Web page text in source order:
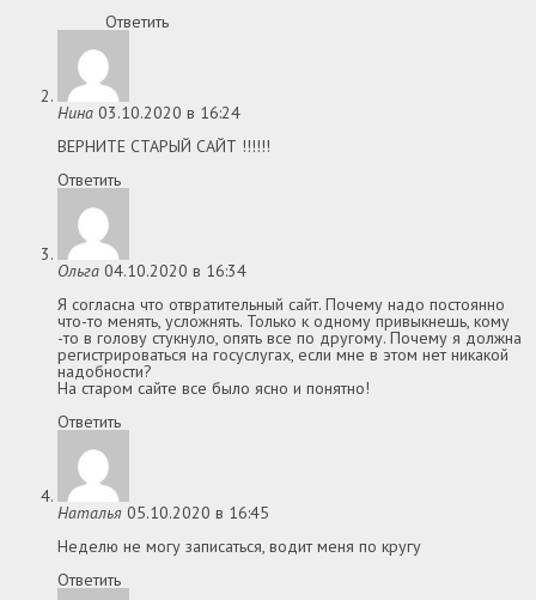
Ответить
Нина 03.10.2020 в 16:24
ВЕРНИТЕ СТАРЫЙ САЙТ !!!!!!
Ответить
Ольга 04.10.2020 в 16:34
Я согласна что отвратительный сайт. Почему надо постоянно
что-то менять, усложнять. Только к одному привыкнешь, кому
-то в голову стукнуло, опять все по другому. Почему я должна
регистрироваться на госуслугах, если мне в этом нет никакой
надобности?
На старом сайте все было ясно и понятно!
Ответить
Наталья 05.10.2020 в 16:45
Неделю не могу записаться, водит меня по кругу
Ответить